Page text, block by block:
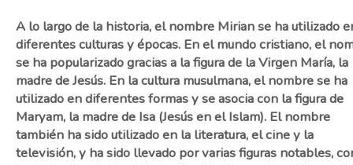
A lo largo de la historia, el nombre Mirian se ha utilizado
diferentes culturas y épocas. En el mundo cristiano, el
se ha popularizado gracias a la figura de la Virgen María, la
madre de Jesús. En la cultura musulmana, el nombre se ha
utilizado en diferentes formas y se asocia con la figura de
Maryam, la madre de Isa (Jesús en el Islam). El nombre
también ha sido utilizado en la literatura, el cine y la
televisión, y ha sido llevado por varias figuras notables,